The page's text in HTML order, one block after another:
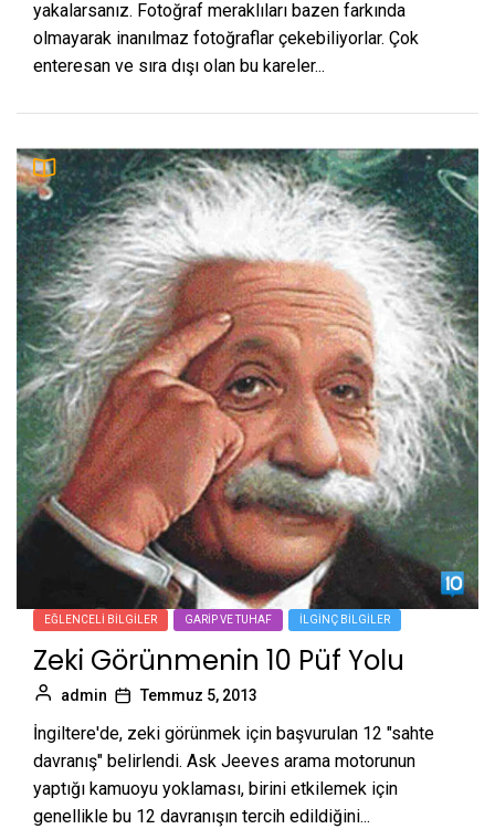
yakalarsanız. Fotoğraf meraklıları bazen farkında
olmayarak inanılmaz fotoğraflar çekebiliyorlar. Çok
enteresan ve sıra dışı olan bu kareler...
EĞLENCELI BILGILER GARIP VE TUHAF İLGINÇ BILGILER
Zeki Görünmenin 10 Püf Yolu
admin Temmuz 5, 2013
İngiltere'de, zeki görünmek için başvurulan 12 "sahte
davranış" belirlendi. Ask Jeeves arama motorunun
yaptığı kamuoyu yoklaması, birini etkilemek için
genellikle bu 12 davranışın tercih edildiğini...